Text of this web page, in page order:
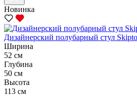
Новинка
Дизайнерский полубарный стул
Ширина
52 см
Глубина
50 см
Высота
113 см